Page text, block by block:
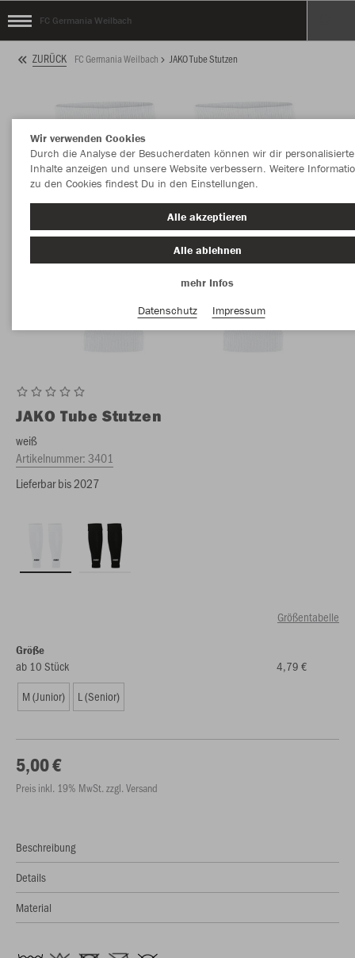
FC Germania Weilbach
ZURÜCK FC Germania Weilbach JAKO Tube Stutzen
JAKO Tube Stutzen
weiß
Artikelnummer:3401
Lieferbar bis 2027
Größentabelle
Größe
ab 10 Stück
4,79 €
M (Junior)
L (Senior)
5,00 €
Preis inkl. 19% MwSt. zzgl. Versand
Beschreibung
Details
Material
Wir verwenden Cookies
Durch die Analyse der Besucherdaten können wir dir personalisierte
Inhalte anzeigen und unsere Website verbessern. Weitere
zu den Cookies findest Du in den Einstellungen.
Alle akzeptieren
Alle ablehnen
mehr Infos
Datenschutz
Impressum